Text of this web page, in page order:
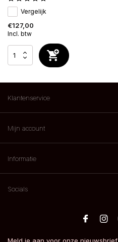
Vergelijk
€127,00
Incl. btw
Klantenservice
Mijn account
Informatie
Socials
Meld je aan voor onze nieuwsbrief